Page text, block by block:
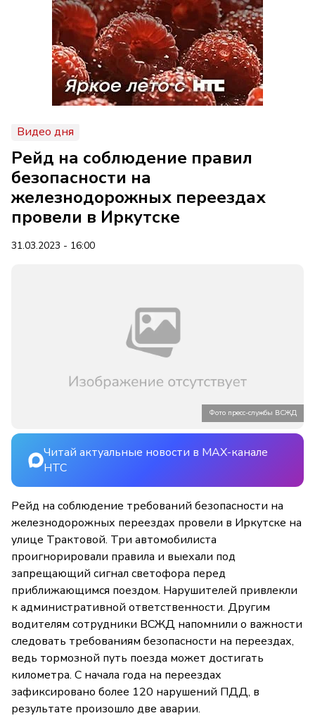
Видео дня
Рейд на соблюдение правил
безопасности на
железнодорожных переездах
провели в Иркутске
31.03.2023 - 16:00
Фото пресс-службы ВСЖД
Читай актуальные новости в MAX-канале
НТС
Рейд на соблюдение требований безопасности на
железнодорожных переездах провели в Иркутске на
улице Трактовой. Три автомобилиста
проигнорировали правила и выехали под
запрещающий сигнал светофора перед
приближающимся поездом. Нарушителей привлекли
к административной ответственности. Другим
водителям сотрудники ВСЖД напомнили о важности
следовать требованиям безопасности на переездах,
ведь тормозной путь поезда может достигать
километра. С начала года на переездах
зафиксировано более 120 нарушений ПДД, в
результате произошло две аварии.